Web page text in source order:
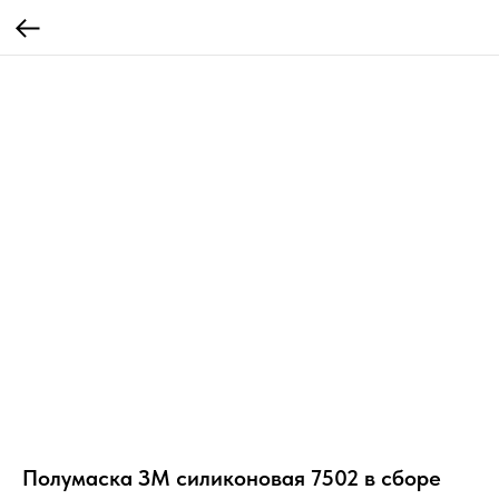
Полумаска ЗМ силиконовая 7502 в сборе